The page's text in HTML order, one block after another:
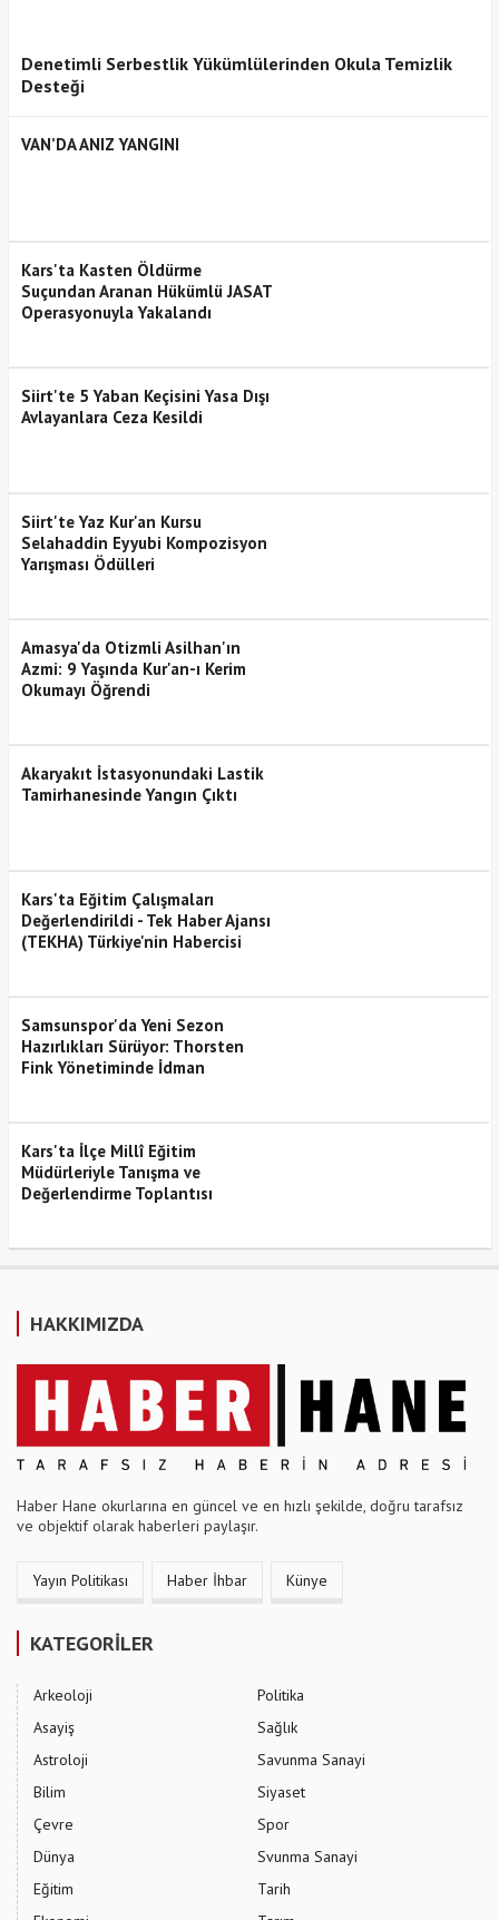
Denetimli Serbestlik Yükümlülerinden Okula Temizlik
Desteği
VAN’DA ANIZ YANGINI
Kars'ta Kasten Öldürme
Suçundan Aranan Hükümlü JASAT
Operasyonuyla Yakalandı
Siirt'te 5 Yaban Keçisini Yasa Dışı
Avlayanlara Ceza Kesildi
Siirt'te Yaz Kur'an Kursu
Selahaddin Eyyubi Kompozisyon
Yarışması Ödülleri
Amasya'da Otizmli Asilhan'ın
Azmi: 9 Yaşında Kur'an-ı Kerim
Okumayı Öğrendi
Akaryakıt İstasyonundaki Lastik
Tamirhanesinde Yangın Çıktı
Kars'ta Eğitim Çalışmaları
Değerlendirildi - Tek Haber Ajansı
(TEKHA) Türkiye'nin Habercisi
Samsunspor'da Yeni Sezon
Hazırlıkları Sürüyor: Thorsten
Fink Yönetiminde İdman
Kars'ta İlçe Millî Eğitim
Müdürleriyle Tanışma ve
Değerlendirme Toplantısı
HAKKIMIZDA
Haber Hane okurlarına en güncel ve en hızlı şekilde, doğru tarafsız
ve objektif olarak haberleri paylaşır.
Yayın Politikası Haber İhbar Künye
KATEGORİLER
Arkeoloji
Asayiş
Astroloji
Bilim
Çevre
Dünya
Eğitim
Politika
Sağlık
Savunma Sanayi
Siyaset
Spor
Svunma Sanayi
Tarih